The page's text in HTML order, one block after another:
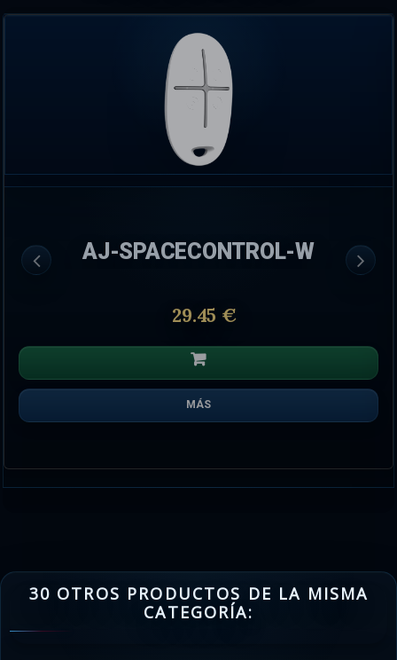
AJ-SPACECONTROL-W
29.45 €
MÁS
30 OTROS PRODUCTOS DE LA MISMA
CATEGORÍA: